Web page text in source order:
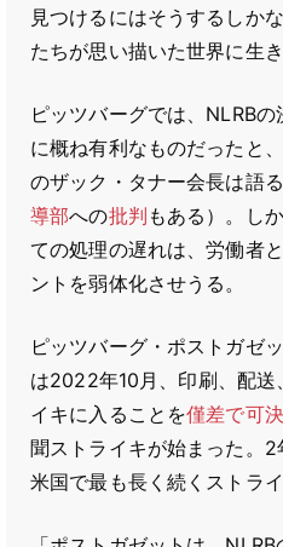
見つけるにはそうするしか
たちが思い描いた世界に生
ピッツバーグでは、NLRB
に概ね有利なものだったと
のザック・タナー会長は語
導部への批判 もある）。し
ての処理の遅れは、労働者
ントを弱体化させうる。
ピッツバーグ・ポストガゼ
は2022年10月、印刷、配送
イキに入ることを僅差で可決
聞ストライキが始まった。
米国で最も長く続くストライ